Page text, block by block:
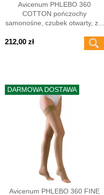
Avicenum PHLEBO 360
COTTON pończochy
samonośne, czubek otwarty, z...
212,00 zł
DARMOWA DOSTAWA
Avicenum PHLEBO 360 FINE